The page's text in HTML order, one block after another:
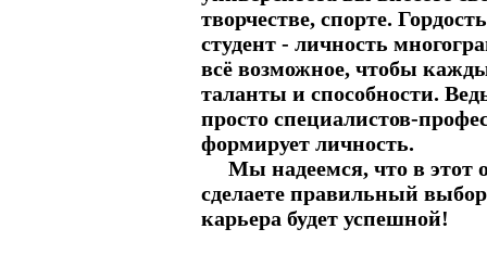
творчестве, спорте.
студент - личность
всё возможное, чтобы
таланты и способности.
просто специалистов-
формирует личность.
Мы надеемся, что в этот
сделаете правильный
карьера будет успешной!